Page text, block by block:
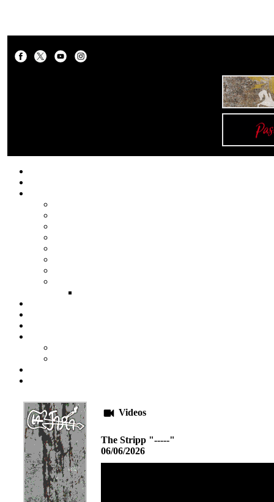
Videos
The Stripp "-----"
06/06/2026